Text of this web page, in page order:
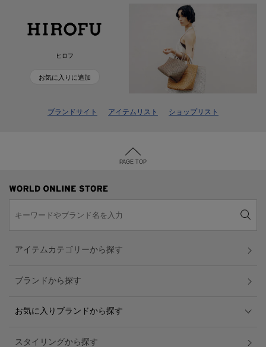
ヒロフ
お気に入りに追加
ブランドサイト アイテムリスト ショップリスト
PAGE TOP
アイテムカテゴリーから探す
ブランドから探す
お気に入りブランドから探す
スタイリングから探す